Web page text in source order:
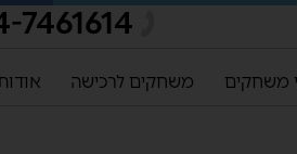
7461614
משחקים משחקים לרכישה